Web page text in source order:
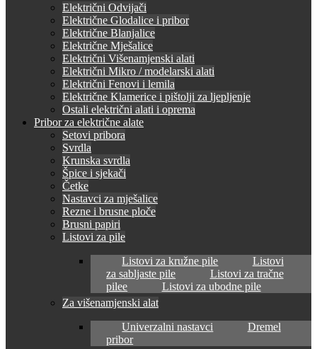
Električni Odvijači
Električne Glodalice i pribor
Električne Blanjalice
Električne Mješalice
Električni Višenamjenski alati
Električni Mikro / modelarski alati
Električni Fenovi i lemila
Električne Klamerice i pištolji za ljepljenje
Ostali električni alati i oprema
Pribor za električne alate
Setovi pribora
Svrdla
Krunska svrdla
Špice i sjekači
Četke
Nastavci za mješalice
Rezne i brusne ploče
Brusni papiri
Listovi za pile
Listovi za kružne pile
Listovi
za sabljaste pile
Listovi za tračne
pilee
Listovi za ubodne pile
Za višenamjenski alat
Univerzalni nastavci
Dremel
pribor